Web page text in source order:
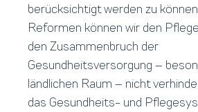
berücksichtigt werden zu
Reformen können wir den
den Zusammenbruch der
Gesundheitsversorgung –
ländlichen Raum – nicht
das Gesundheits- und